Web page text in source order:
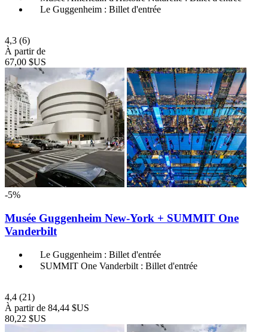
Le Guggenheim : Billet d'entrée
4,3 (6)
À partir de
67,00 $US
-5%
Musée Guggenheim New-York + SUMMIT One
Vanderbilt
Le Guggenheim : Billet d'entrée
SUMMIT One Vanderbilt : Billet d'entrée
4,4 (21)
À partir de 84,44 $US
80,22 $US